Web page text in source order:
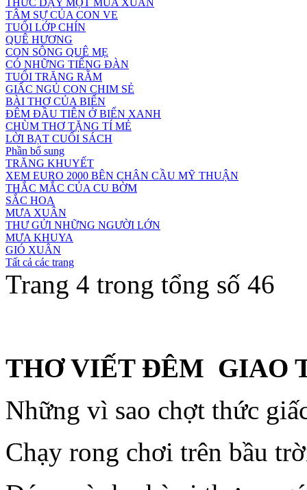
TÂM SỰ CỦA CON VE
TUỔI LỚP CHÍN
QUÊ HƯƠNG
CON SÔNG QUÊ MẸ
CÓ NHỮNG TIẾNG ĐÀN
TUỔI TRĂNG RẰM
GIẤC NGỦ CON CHIM SẺ
BÀI THƠ CỦA BIỂN
ĐÊM ĐẦU TIÊN Ở BIỂN XANH
CHÙM THƠ TẶNG TÍ MẺ
LỜI BẠT CUỐI SÁCH
Phần bổ sung
TRĂNG KHUYẾT
XEM EURO 2000 BÊN CHÂN CẦU MỸ THUẬN
THẮC MẮC CỦA CU BỜM
SẮC HOA
MƯA XUÂN
THƯ GỬI NHỮNG NGƯỜI LỚN
MƯA KHUYA
GIÓ XUÂN
Tất cả các trang
Trang 4 trong tổng số 46
THƠ VIẾT ĐÊM GIAO
Những vì sao chợt thức
Chạy rong chơi trên bầu